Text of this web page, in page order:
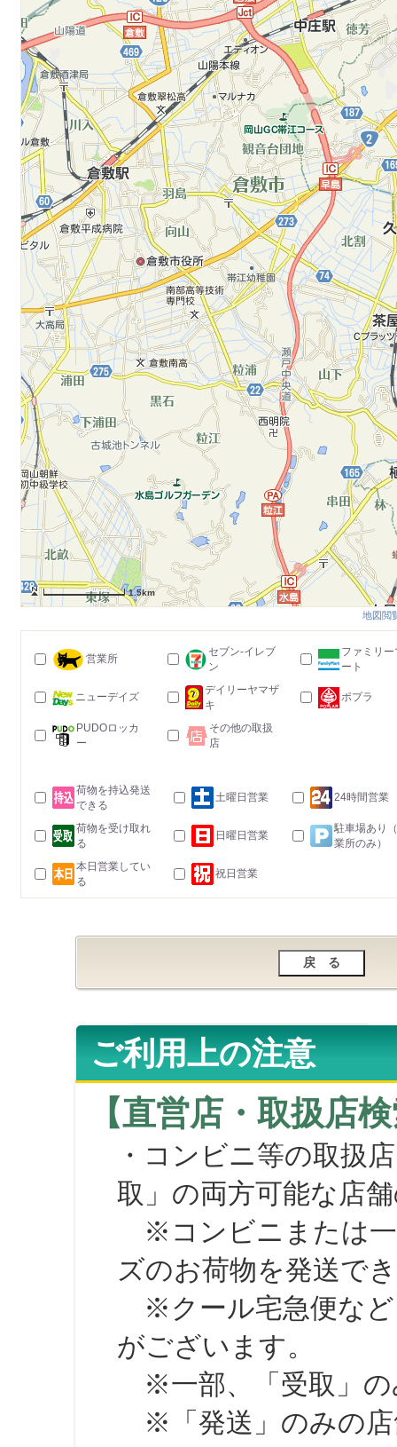
1.5km
地図閲
営業所
セブン-イレブ
ン
ファミリー
ート
ニューデイズ
デイリーヤマザ
キ
ポプラ
PUDOロッカ
ー
その他の取扱
店
荷物を持込発送
できる
土曜日営業 24時間営業
荷物を受け取れ
る
日曜日営業
駐車場あり
業所のみ）
本日営業してい
る
祝日営業
ご利用上の注意
【直営店・取扱店
・コンビニ等の取扱
取」の両方可能な店
※コンビニまたは一
ズのお荷物を発送で
※クール宅急便など
がございます。
※一部、「受取」の
※「発送」のみの店